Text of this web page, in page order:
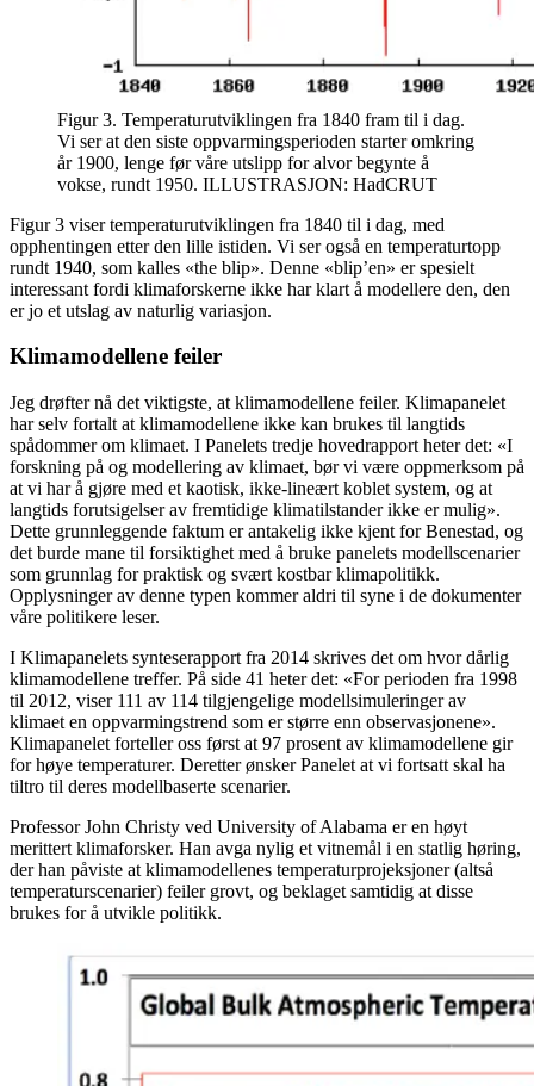
Figur 3. Temperaturutviklingen fra 1840 fram til i dag.
Vi ser at den siste oppvarmingsperioden starter omkring
år 1900, lenge før våre utslipp for alvor begynte å
vokse, rundt 1950. ILLUSTRASJON: HadCRUT
Figur 3 viser temperaturutviklingen fra 1840 til i dag, med
opphentingen etter den lille istiden. Vi ser også en temperaturtopp
rundt 1940, som kalles «the blip». Denne «blip’en» er spesielt
interessant fordi klimaforskerne ikke har klart å modellere den, den
er jo et utslag av naturlig variasjon.
Klimamodellene feiler
Jeg drøfter nå det viktigste, at klimamodellene feiler. Klimapanelet
har selv fortalt at klimamodellene ikke kan brukes til langtids
spådommer om klimaet. I Panelets tredje hovedrapport heter det: «I
forskning på og modellering av klimaet, bør vi være oppmerksom på
at vi har å gjøre med et kaotisk, ikke-lineært koblet system, og at
langtids forutsigelser av fremtidige klimatilstander ikke er mulig».
Dette grunnleggende faktum er antakelig ikke kjent for Benestad, og
det burde mane til forsiktighet med å bruke panelets modellscenarier
som grunnlag for praktisk og svært kostbar klimapolitikk.
Opplysninger av denne typen kommer aldri til syne i de dokumenter
våre politikere leser.
I Klimapanelets synteserapport fra 2014 skrives det om hvor dårlig
klimamodellene treffer. På side 41 heter det: «For perioden fra 1998
til 2012, viser 111 av 114 tilgjengelige modellsimuleringer av
klimaet en oppvarmingstrend som er større enn observasjonene».
Klimapanelet forteller oss først at 97 prosent av klimamodellene gir
for høye temperaturer. Deretter ønsker Panelet at vi fortsatt skal ha
tiltro til deres modellbaserte scenarier.
Professor John Christy ved University of Alabama er en høyt
merittert klimaforsker. Han avga nylig et vitnemål i en statlig høring,
der han påviste at klimamodellenes temperaturprojeksjoner (altså
temperaturscenarier) feiler grovt, og beklaget samtidig at disse
brukes for å utvikle politikk.